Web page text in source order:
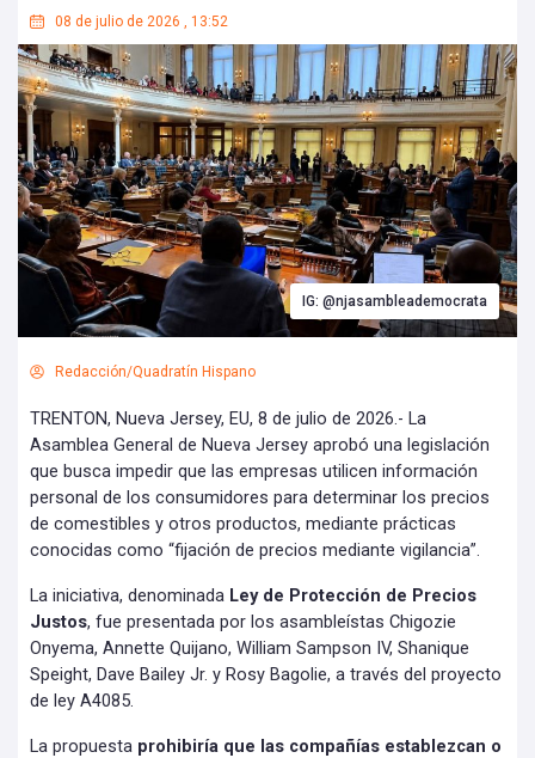
08 de julio de 2026 , 13:52
IG: @njasambleademocrata
Redacción/Quadratín Hispano
TRENTON, Nueva Jersey, EU, 8 de julio de 2026.- La
Asamblea General de Nueva Jersey aprobó una legislación
que busca impedir que las empresas utilicen información
personal de los consumidores para determinar los precios
de comestibles y otros productos, mediante prácticas
conocidas como “fijación de precios mediante vigilancia”.
La iniciativa, denominada Ley de Protección de Precios
Justos, fue presentada por los asambleístas Chigozie
Onyema, Annette Quijano, William Sampson IV, Shanique
Speight, Dave Bailey Jr. y Rosy Bagolie, a través del proyecto
de ley A4085.
La propuesta prohibiría que las compañías establezcan o